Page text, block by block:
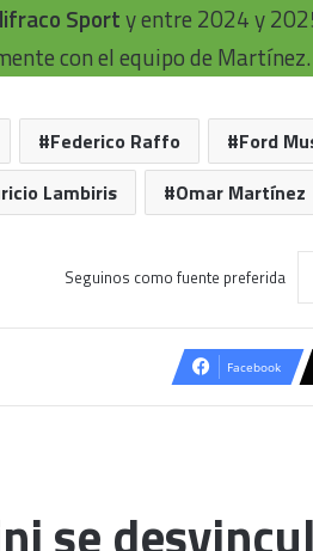
Sporty entre 2024 y
con el equipo de Martínez.
Federico Raffo Ford
Lambiris
Omar Martínez
Seguinos como fuente preferida
Facebook